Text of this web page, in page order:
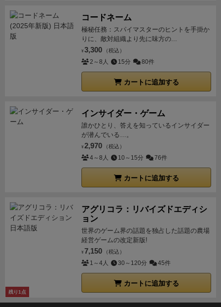
コードネーム
極秘任務：スパイマスターのヒントを手掛か
りに、敵対組織より先に味方の...
¥ 3,300 （税込）
2～8人 15分 80件
カートに追加する
インサイダー・ゲーム
誰かひとり、答えを知っているインサイダー
が潜んでいる…。
¥ 2,970 （税込）
4～8人 10～15分 76件
カートに追加する
残り1点
アグリコラ：リバイズドエディシ
ョン
世界のゲーム界の話題を独占した話題の農場
経営ゲームの改定新版!
¥ 7,150 （税込）
1～4人 30～120分 45件
カートに追加する